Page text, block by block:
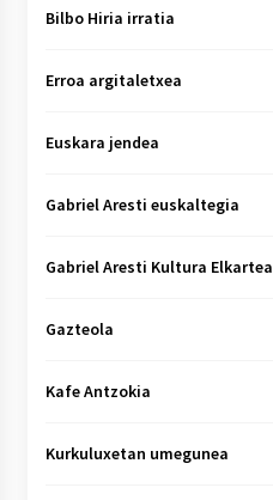
Bilbo Hiria irratia
Erroa argitaletxea
Euskara jendea
Gabriel Aresti euskaltegia
Gabriel Aresti Kultura Elkartea
Gazteola
Kafe Antzokia
Kurkuluxetan umegunea